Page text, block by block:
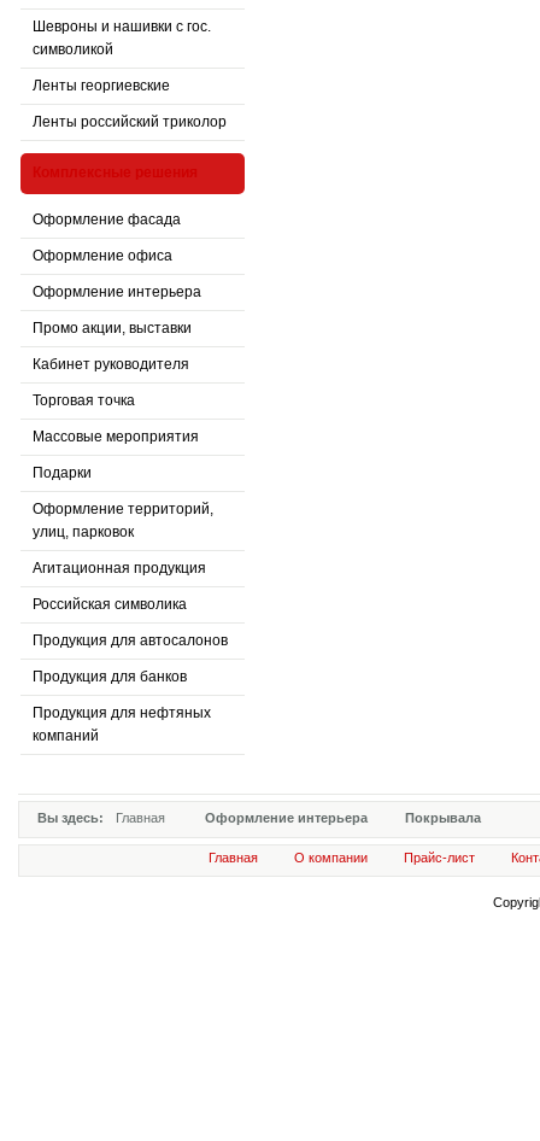
Шевроны и нашивки с гос.
символикой
Ленты георгиевские
Ленты российский триколор
Комплексные решения
Оформление фасада
Оформление офиса
Оформление интерьера
Промо акции, выставки
Кабинет руководителя
Торговая точка
Массовые мероприятия
Подарки
Оформление территорий,
улиц, парковок
Агитационная продукция
Российская символика
Продукция для автосалонов
Продукция для банков
Продукция для нефтяных
компаний
Вы здесь: Главная Оформление интерьера Покрывала
Главная О компании Прайс-лист